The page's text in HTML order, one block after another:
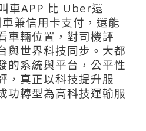
車APP 比 Uber還
兼信用卡支付，還能
車輛位置，對司機評
與世界科技同步。大都
的系統與平台，公平性
，真正以科技提升服
功轉型為高科技運輸服